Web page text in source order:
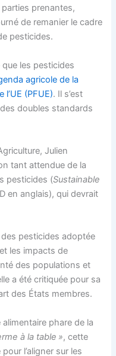
prenantes,
de remanier le cadre
pesticides.
que les pesticides
agricole de la
(PFUE). Il s’est
doubles standards
Julien
tant attendue de la
pesticides (Sustainable
en anglais), qui devrait
des pesticides adoptée
les impacts de
des populations et
a été critiquée pour sa
des États membres.
phare de la
à la table », cette
l’aligner sur les